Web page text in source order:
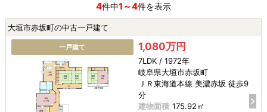
4件中1～4件を表示
大垣市赤坂町の中古一戸建て
一戸建て 1,080万円
7LDK / 1972年
岐阜県大垣市赤坂町
ＪＲ東海道本線 美濃赤坂 徒歩9
分
建物面積 175.92㎡